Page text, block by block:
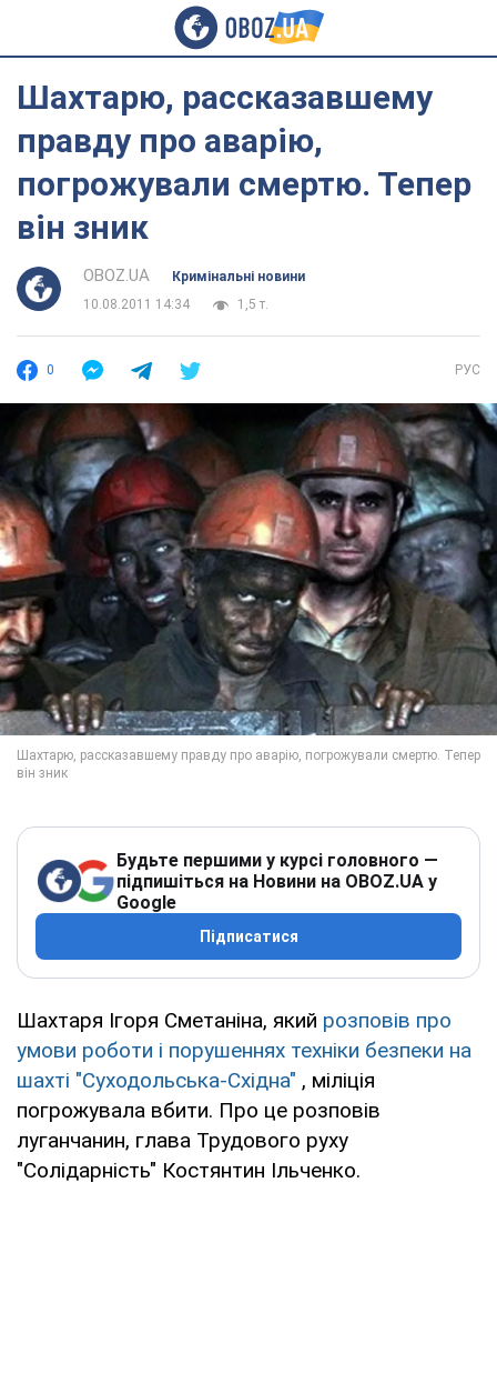
Шахтарю, рассказавшему
правду про аварію,
погрожували смертю. Тепер
він зник
OBOZ.UA
Кримінальні новини
10.08.2011 14:34
1,5 т.
0 РУС
Будьте першими у курсі головного —
підпишіться на Новини на OBOZ.UA у
Google
Підписатися
Шахтаря Ігоря Сметаніна, який розповів про
умови роботи і порушеннях техніки безпеки на
шахті "Суходольська-Східна" , міліція
погрожувала вбити. Про це розповів
луганчанин, глава Трудового руху
"Солідарність" Костянтин Ільченко.